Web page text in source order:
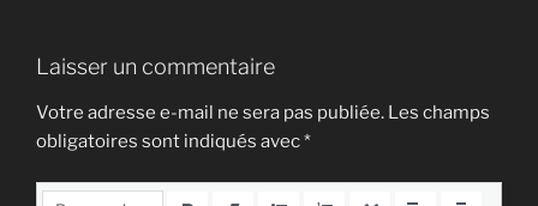
Laisser un commentaire
Votre adresse e-mail ne sera pas publiée. Les champs
obligatoires sont indiqués avec*